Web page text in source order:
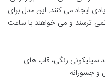
ایجاد می کنند. این مدل برای
ترسند و می خواهند با ساعت
سیلیکونی رنگی، قاب های
جسورانه.